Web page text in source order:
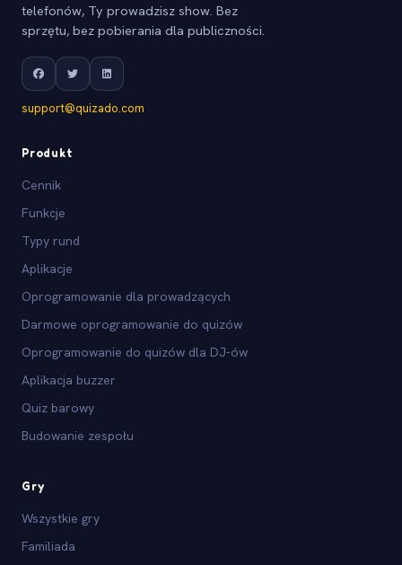
telefonów, Ty prowadzisz show. Bez
sprzętu, bez pobierania dla publiczności.
support@quizado.com
Produkt
Cennik
Funkcje
Typy rund
Aplikacje
Oprogramowanie dla prowadzących
Darmowe oprogramowanie do quizów
Oprogramowanie do quizów dla DJ-ów
Aplikacja buzzer
Quiz barowy
Budowanie zespołu
Gry
Wszystkie gry
Familiada